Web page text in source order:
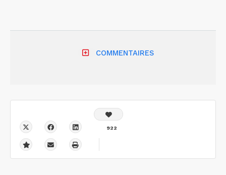
COMMENTAIRES
922